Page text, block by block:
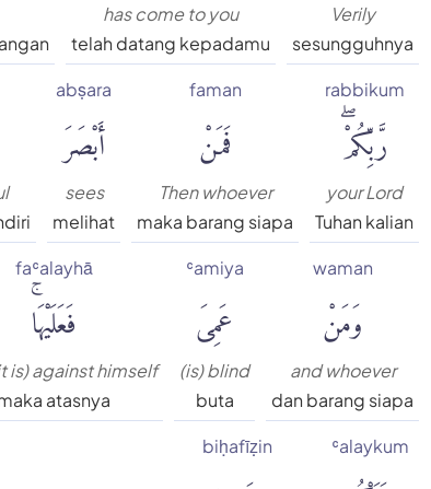
Verily
sesungguhnya
has come to you
telah datang kepadamu
rabbikum
رَّبِّكُمْۖ
your Lord
Tuhan kalian
faman
فَمَنْ
Then whoever
maka barang siapa
abṣara
أَبْصَرَ
sees
melihat
waman
وَمَنْ
and whoever
dan barang siapa
ʿamiya
عَمِىَ
(is) blind
buta
faʿalayhā
فَعَلَيْهَاۚ
is) against himself
atasnya
ʿalaykum
biḥafīẓin